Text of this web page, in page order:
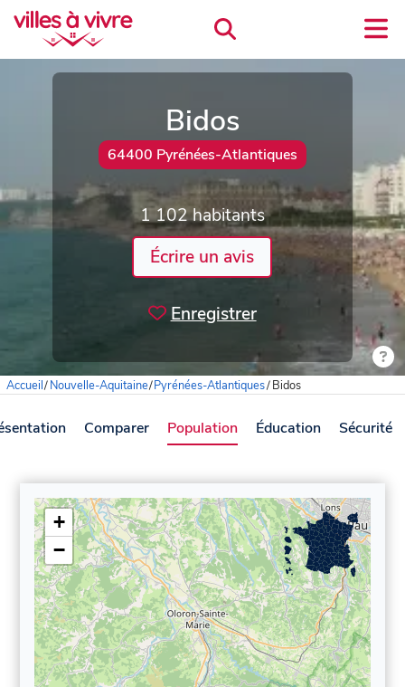
Bidos
64400 Pyrénées-Atlantiques
1 102 habitants
Écrire un avis
Enregistrer
Accueil/Nouvelle-Aquitaine/Pyrénées-Atlantiques/Bidos
Comparer Population Éducation Sécurité
+
−